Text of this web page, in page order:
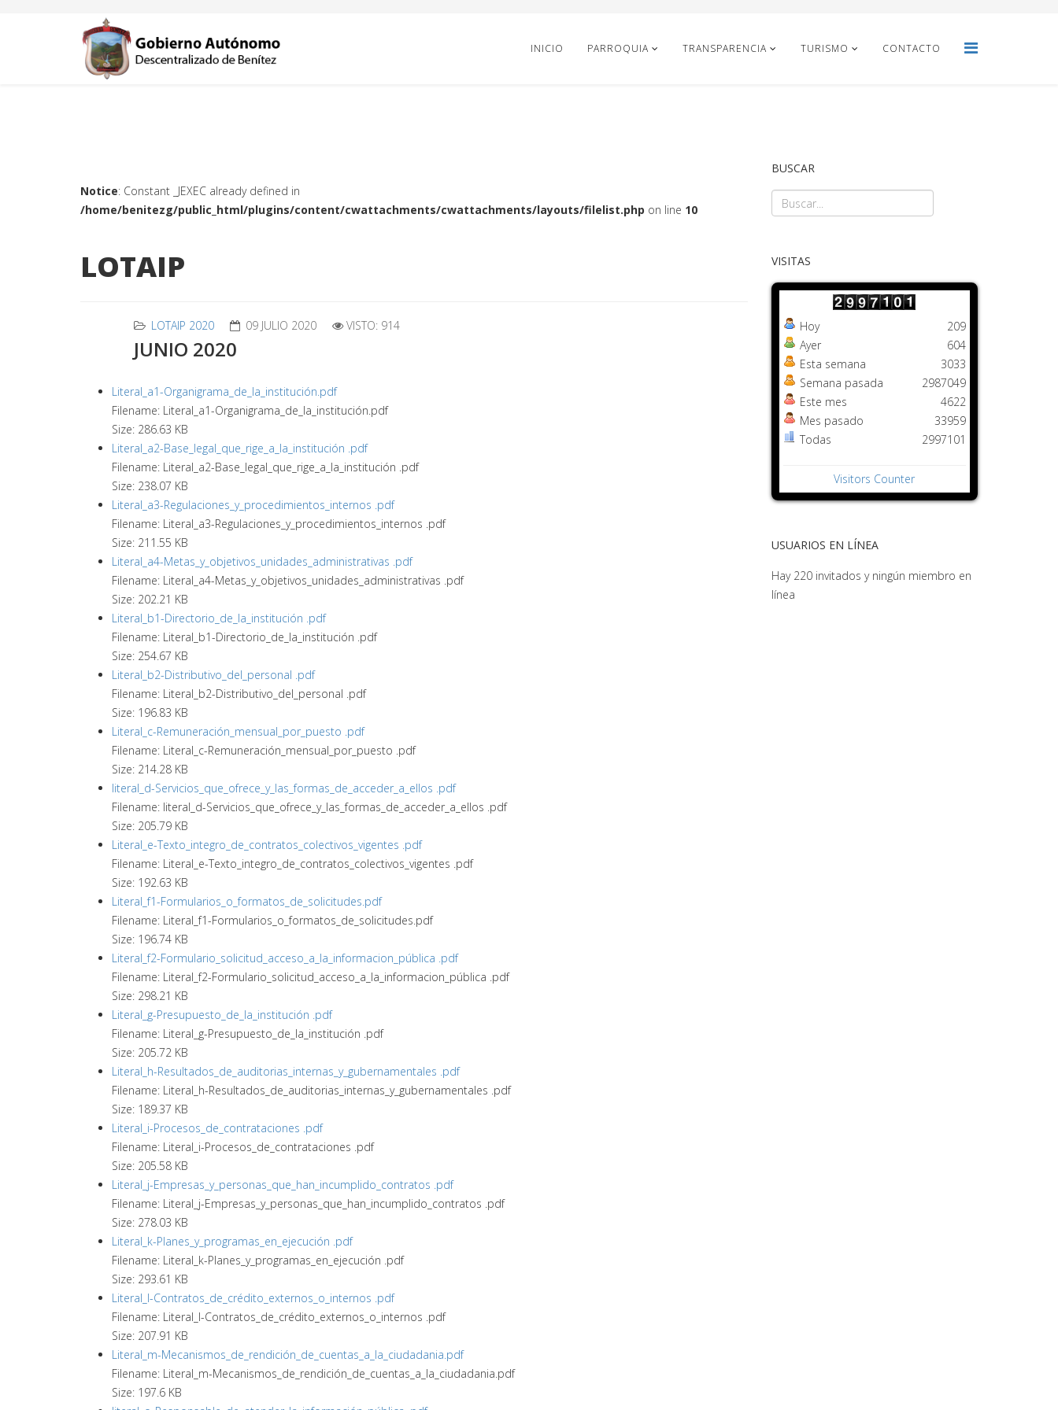
INICIO PARROQUIA TRANSPARENCIA TURISMO CONTACTO
Notice: Constant _JEXEC already defined in
/home/benitezg/public_html/plugins/content/cwattachments/cwattachments/layouts/filelist.php on line 10
LOTAIP
LOTAIP 2020 09 JULIO 2020 VISTO: 914
JUNIO 2020
Literal_a1-Organigrama_de_la_institución.pdf
Filename: Literal_a1-Organigrama_de_la_institución.pdf
Size: 286.63 KB
Literal_a2-Base_legal_que_rige_a_la_institución .pdf
Filename: Literal_a2-Base_legal_que_rige_a_la_institución .pdf
Size: 238.07 KB
Literal_a3-Regulaciones_y_procedimientos_internos .pdf
Filename: Literal_a3-Regulaciones_y_procedimientos_internos .pdf
Size: 211.55 KB
Literal_a4-Metas_y_objetivos_unidades_administrativas .pdf
Filename: Literal_a4-Metas_y_objetivos_unidades_administrativas .pdf
Size: 202.21 KB
Literal_b1-Directorio_de_la_institución .pdf
Filename: Literal_b1-Directorio_de_la_institución .pdf
Size: 254.67 KB
Literal_b2-Distributivo_del_personal .pdf
Filename: Literal_b2-Distributivo_del_personal .pdf
Size: 196.83 KB
Literal_c-Remuneración_mensual_por_puesto .pdf
Filename: Literal_c-Remuneración_mensual_por_puesto .pdf
Size: 214.28 KB
literal_d-Servicios_que_ofrece_y_las_formas_de_acceder_a_ellos .pdf
Filename: literal_d-Servicios_que_ofrece_y_las_formas_de_acceder_a_ellos .pdf
Size: 205.79 KB
Literal_e-Texto_integro_de_contratos_colectivos_vigentes .pdf
Filename: Literal_e-Texto_integro_de_contratos_colectivos_vigentes .pdf
Size: 192.63 KB
Literal_f1-Formularios_o_formatos_de_solicitudes.pdf
Filename: Literal_f1-Formularios_o_formatos_de_solicitudes.pdf
Size: 196.74 KB
Literal_f2-Formulario_solicitud_acceso_a_la_informacion_pública .pdf
Filename: Literal_f2-Formulario_solicitud_acceso_a_la_informacion_pública .pdf
Size: 298.21 KB
Literal_g-Presupuesto_de_la_institución .pdf
Filename: Literal_g-Presupuesto_de_la_institución .pdf
Size: 205.72 KB
Literal_h-Resultados_de_auditorias_internas_y_gubernamentales .pdf
Filename: Literal_h-Resultados_de_auditorias_internas_y_gubernamentales .pdf
Size: 189.37 KB
Literal_i-Procesos_de_contrataciones .pdf
Filename: Literal_i-Procesos_de_contrataciones .pdf
Size: 205.58 KB
Literal_j-Empresas_y_personas_que_han_incumplido_contratos .pdf
Filename: Literal_j-Empresas_y_personas_que_han_incumplido_contratos .pdf
Size: 278.03 KB
Literal_k-Planes_y_programas_en_ejecución .pdf
Filename: Literal_k-Planes_y_programas_en_ejecución .pdf
Size: 293.61 KB
Literal_l-Contratos_de_crédito_externos_o_internos .pdf
Filename: Literal_l-Contratos_de_crédito_externos_o_internos .pdf
Size: 207.91 KB
Literal_m-Mecanismos_de_rendición_de_cuentas_a_la_ciudadania.pdf
Filename: Literal_m-Mecanismos_de_rendición_de_cuentas_a_la_ciudadania.pdf
Size: 197.6 KB
BUSCAR
VISITAS
Hoy
Ayer
Esta semana
Semana pasada
Este mes
Mes pasado
Todas
209
604
3033
2987049
4622
33959
2997101
Visitors Counter
USUARIOS EN LÍNEA
Hay 220 invitados y ningún miembro en
línea